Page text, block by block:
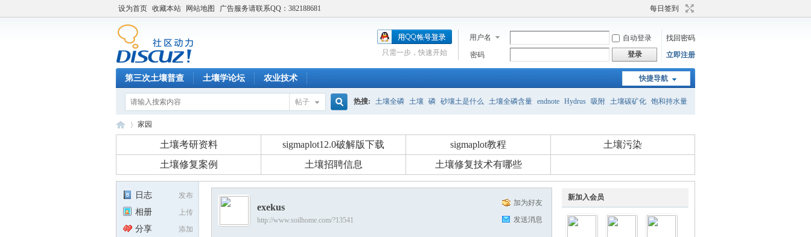
设为首页 收藏本站 网站地图 广告服务请联系QQ：382188681 每日签到
用户名 自动登录
找回密码
密码
登录 立即注册
只需一步，快速开始
快捷导航
第三次土壤普查 土壤学论坛 农业技术
帖子
索
热搜: 土壤全磷 土壤 磷 砂壤土是什么 土壤全磷含量 endnote Hydrus 吸附 土壤碳矿化 饱和持水量
土 ›
家园
土壤考研资料 sigmaplot12.0破解版下载 sigmaplot教程
土壤污染
土壤修复案例
土壤招聘信息 土壤修复技术有哪些
发布
日志
上传
相册
添加
分享
新加入会员
加为好友
发送消息
exekus
http://www.soilhome.com/?13541